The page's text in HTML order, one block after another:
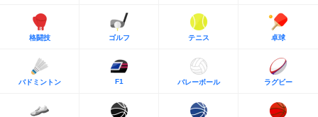
格闘技 ゴルフ テニス 卓球
バドミントン F1 バレーボール ラグビー